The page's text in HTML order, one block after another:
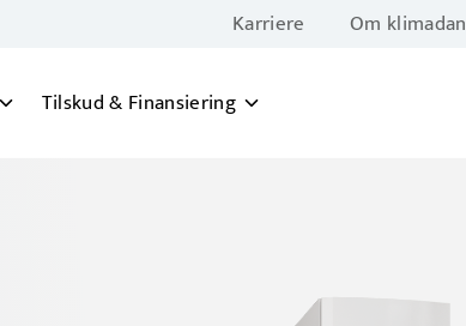
Karriere Om klimadan
Tilskud & Finansiering